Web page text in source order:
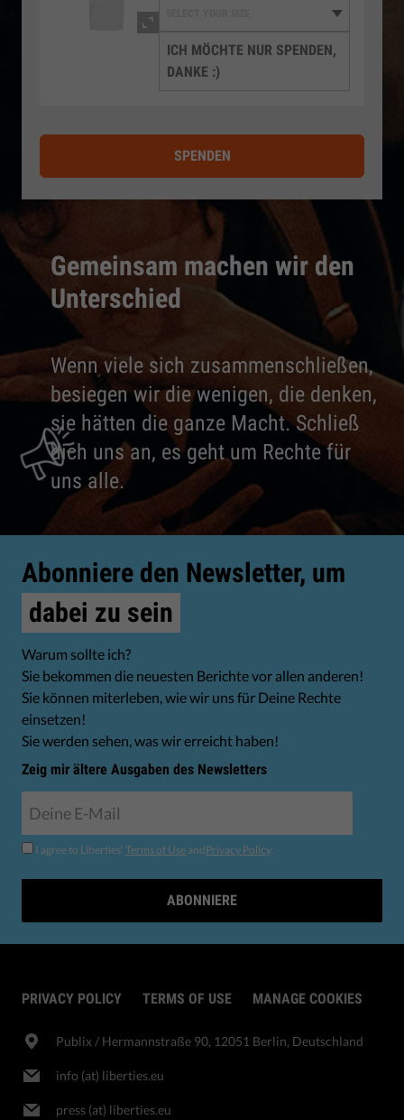
Gemeinsam machen wir den
Unterschied
Wenn viele sich zusammenschließen,
besiegen wir die wenigen, die denken,
sie hätten die ganze Macht. Schließ
dich uns an, es geht um Rechte für
uns alle.
ICH MÖCHTE NUR SPENDEN,
DANKE :)
SPENDEN
Abonniere den Newsletter, um
dabei zu sein
Warum sollte ich?
Sie bekommen die neuesten Berichte vor allen anderen!
Sie können miterleben, wie wir uns für Deine Rechte
einsetzen!
Sie werden sehen, was wir erreicht haben!
Zeig mir ältere Ausgaben des Newsletters
I agree to Liberties' Terms of Use andPrivacy Policy.
ABONNIERE
PRIVACY POLICY TERMS OF USE MANAGE COOKIES
Publix​ / Hermannstraße 90, 12051 Berlin, Deutschland
info (at) liberties.eu
press (at) liberties.eu